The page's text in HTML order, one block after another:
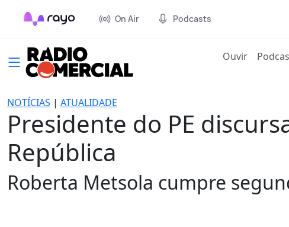
On Air Podcasts
Ouvir(current)
NOTÍCIAS | ATUALIDADE
Presidente do PE
República
Roberta Metsola cumpre